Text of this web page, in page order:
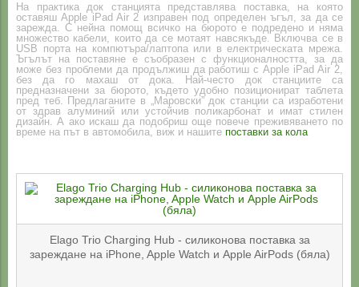
На практика док станцията представлява поставка, на която
оставяш Apple iPad Air 2 изправен под определен ъгъл, за да се
зарежда. С нейна помощ всичко на бюрото е подредено и няма
множество кабели, които да се мотаят навсякъде. Включва се в
USB порта на компютъра/лаптопа или в електрическата мрежа.
Ъгълът на поставяне е съобразен с функционалността, за да
може без проблеми да продължиш да работиш с Apple iPad Air 2,
без да го махаш от дока. Най-често док станциите са
предназначени за бюрото, където удобно позиционират таблета
пред теб. Предлаганите в „Маровски” док станции са изработени
от здрав алуминий или устойчив поликарбонат и имат стилен
дизайн. А ако искаш да подобриш още повече преживяването по
време на път в автомобила, виж и нашите поставки за кола
Elago Trio Charging Hub - силиконова поставка за
зареждане на iPhone, Apple Watch и Apple AirPods (бяла)